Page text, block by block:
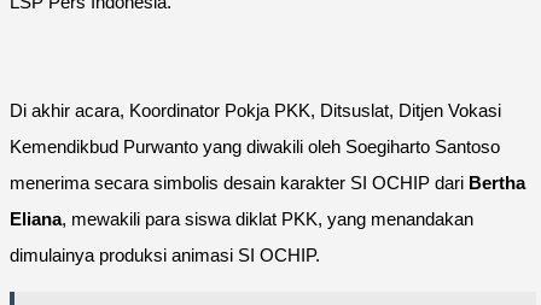
Di akhir acara, Koordinator Pokja PKK, Ditsuslat, Ditjen Vokasi
Kemendikbud Purwanto yang diwakili oleh Soegiharto Santoso
menerima secara simbolis desain karakter SI OCHIP dari Bertha
Eliana, mewakili para siswa diklat PKK, yang menandakan
dimulainya produksi animasi SI OCHIP.